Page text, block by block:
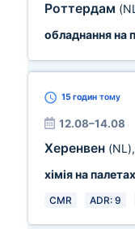
Роттердам
обладнання на
15 годин тому
12.08–14.08
Херенвен (NL),
хімія на палетах
CMR ADR: 9